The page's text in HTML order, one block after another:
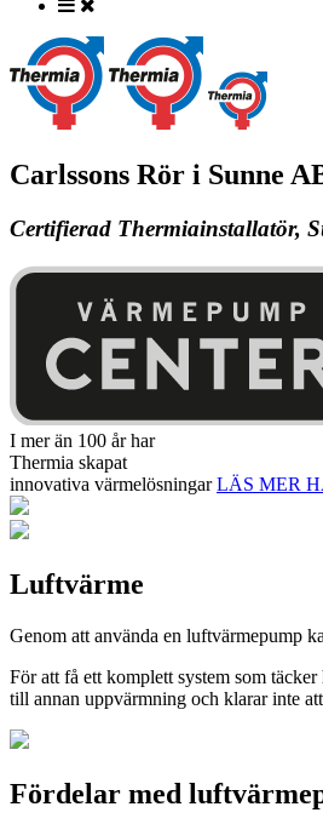
Carlssons Rör i Sunne
Certifierad Thermiainstallatör,
I mer än 100 år har
Thermia skapat
innovativa värmelösningar LÄS MER
Luftvärme
Genom att använda en luftvärmepump
För att få ett komplett system som
till annan uppvärmning och klarar inte
Fördelar med